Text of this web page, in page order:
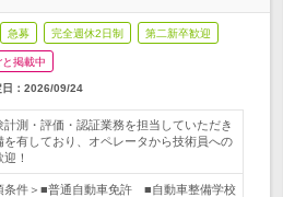
急募 完全週休2日制 第二新卒歓迎
掲載中
： 2026/09/24
測・評価・認証業務を担当していただき
を有しており、オペレータから技術員への
！
条件＞■普通自動車免許 ■自動車整備学校